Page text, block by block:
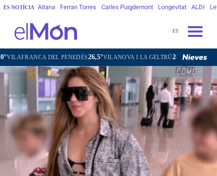
ÉS NOTÍCIA Aitana Ferran Torres Carles Puigdemont Longevitat ALDI
ES
DEL PENEDÈS 26,5°VILANOVA I LA GELTRÚ28,5°LA SEU D'URGELL19,2°